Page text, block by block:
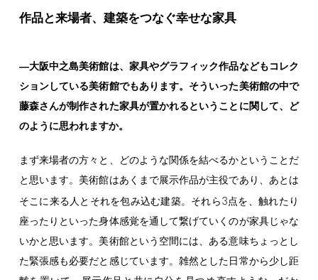
作品と来場者、建築をつなぐ幸せな家具
―大阪中之島美術館は、家具やグラフィック作品などもコレク
ションしている美術館でもあります。そういった美術館の中で
藤森さんが制作された家具が置かれるということに関して、ど
のように思われますか。
まず来場者の方々と、どのような関係を結べるかということだ
と思います。美術館はあくまで展示作品が主役であり、あとは
そこに来る人とそれを包み込む建築。それら3点を、触れたり
座ったりといった身体感覚を通して繋げていくのが家具じゃな
いかと思います。美術館という空間には、ある意味ちょっとし
た緊張感も必要だと感じています。雑然とした日常から少し距